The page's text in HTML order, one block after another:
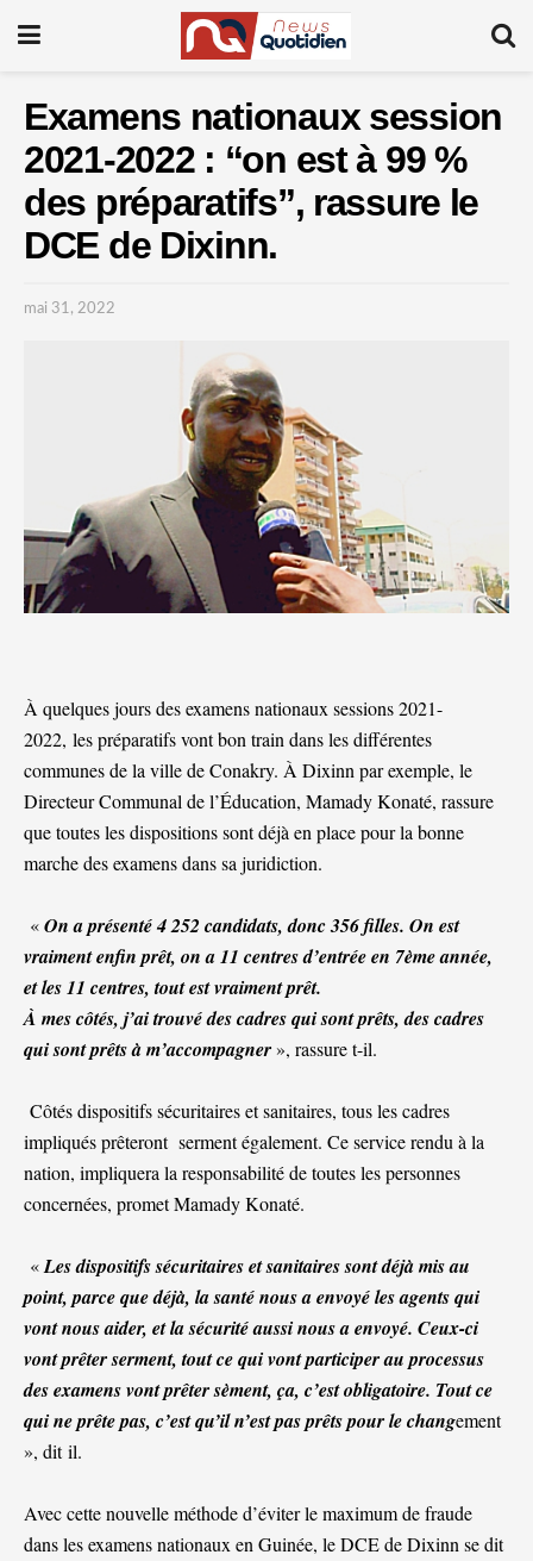
Examens nationaux session
2021-2022 : “on est à 99 %
des préparatifs”, rassure le
DCE de Dixinn.
mai 31, 2022
À quelques jours des examens nationaux sessions 2021-
2022, les préparatifs vont bon train dans les différentes
communes de la ville de Conakry. À Dixinn par exemple, le
Directeur Communal de l’Éducation, Mamady Konaté, rassure
que toutes les dispositions sont déjà en place pour la bonne
marche des examens dans sa juridiction.
«On a présenté 4 252 candidats, donc 356 filles. On est
vraiment enfin prêt, on a 11 centres d’entrée en 7ème année,
et les 11 centres, tout est vraiment prêt.
À mes côtés, j’ai trouvé des cadres qui sont prêts, des cadres
qui sont prêts à m’accompagner», rassure t-il.
Côtés dispositifs sécuritaires et sanitaires, tous les cadres
impliqués prêteront serment également. Ce service rendu à la
nation, impliquera la responsabilité de toutes les personnes
concernées, promet Mamady Konaté.
«Les dispositifs sécuritaires et sanitaires sont déjà mis au
point, parce que déjà, la santé nous a envoyé les agents qui
vont nous aider, et la sécurité aussi nous a envoyé. Ceux-ci
vont prêter serment, tout ce qui vont participer au processus
des examens vont prêter sèment, ça, c’est obligatoire. Tout ce
qui ne prête pas, c’est qu’il n’est pas prêts pour le changement
», dit il.
Avec cette nouvelle méthode d’éviter le maximum de fraude
dans les examens nationaux en Guinée, le DCE de Dixinn se dit